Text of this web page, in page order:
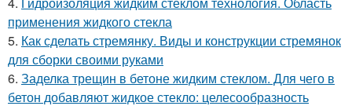
применения жидкого стекла
5. Как сделать стремянку. Виды и конструкции стремянок
для сборки своими руками
6. Заделка трещин в бетоне жидким стеклом. Для чего в
бетон добавляют жидкое стекло: целесообразность